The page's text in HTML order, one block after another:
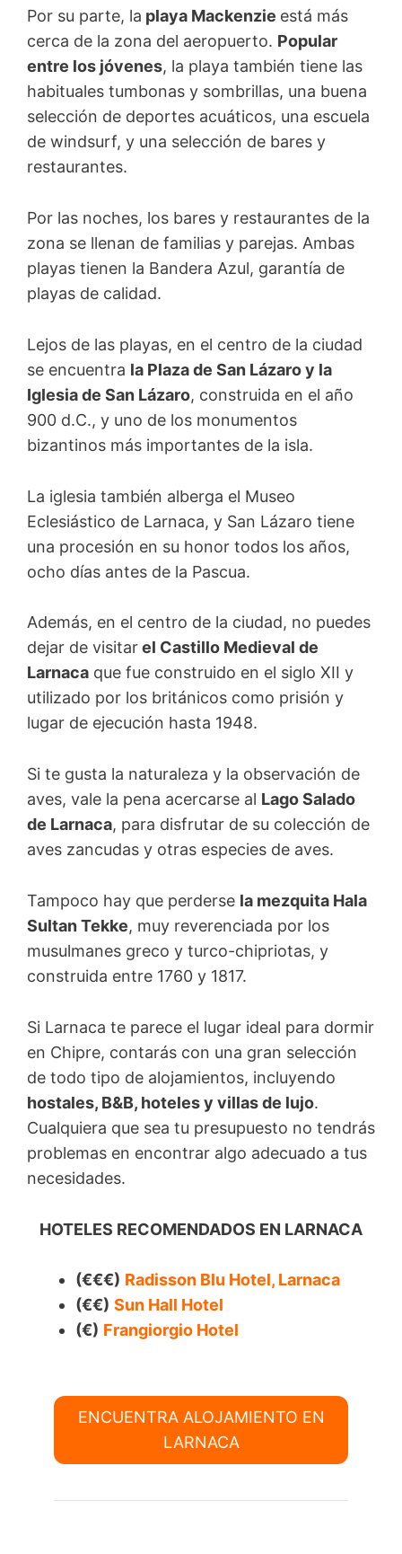
Por su parte, la playa Mackenzie está más
cerca de la zona del aeropuerto. Popular
entre los jóvenes, la playa también tiene las
habituales tumbonas y sombrillas, una buena
selección de deportes acuáticos, una escuela
de windsurf, y una selección de bares y
restaurantes.
Por las noches, los bares y restaurantes de la
zona se llenan de familias y parejas. Ambas
playas tienen la Bandera Azul, garantía de
playas de calidad.
Lejos de las playas, en el centro de la ciudad
se encuentra la Plaza de San Lázaro y la
Iglesia de San Lázaro, construida en el año
900 d.C., y uno de los monumentos
bizantinos más importantes de la isla.
La iglesia también alberga el Museo
Eclesiástico de Larnaca, y San Lázaro tiene
una procesión en su honor todos los años,
ocho días antes de la Pascua.
Además, en el centro de la ciudad, no puedes
dejar de visitarel Castillo Medieval de
Larnaca que fue construido en el siglo XII y
utilizado por los británicos como prisión y
lugar de ejecución hasta 1948.
Si te gusta la naturaleza y la observación de
aves, vale la pena acercarse al Lago Salado
de Larnaca, para disfrutar de su colección de
aves zancudas y otras especies de aves.
Tampoco hay que perderse la mezquita Hala
Sultan Tekke, muy reverenciada por los
musulmanes greco y turco-chipriotas, y
construida entre 1760 y 1817.
Si Larnaca te parece el lugar ideal para dormir
en Chipre, contarás con una gran selección
de todo tipo de alojamientos, incluyendo
hostales, B&B, hoteles y villas de lujo.
Cualquiera que sea tu presupuesto no tendrás
problemas en encontrar algo adecuado a tus
necesidades.
HOTELES RECOMENDADOS EN LARNACA
(€€€) Radisson Blu Hotel, Larnaca
(€€) Sun Hall Hotel
(€) Frangiorgio Hotel
ENCUENTRA ALOJAMIENTO EN
LARNACA